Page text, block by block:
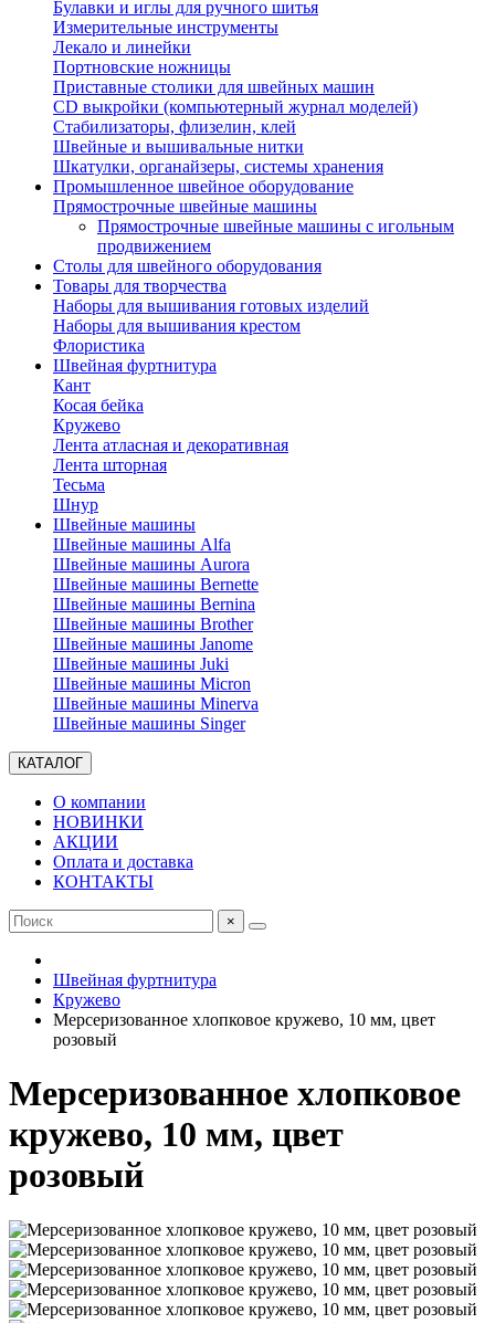
Булавки и иглы для ручного шитья
Измерительные инструменты
Лекало и линейки
Портновские ножницы
Приставные столики для швейных машин
СD выкройки (компьютерный журнал моделей)
Стабилизаторы, флизелин, клей
Швейные и вышивальные нитки
Шкатулки, органайзеры, системы хранения
Промышленное швейное оборудование
Прямострочные швейные машины
Прямострочные швейные машины с игольным
продвижением
Столы для швейного оборудования
Товары для творчества
Наборы для вышивания готовых изделий
Наборы для вышивания крестом
Флористика
Швейная фуртнитура
Кант
Косая бейка
Кружево
Лента aтласная и декоративная
Лента шторная
Тесьма
Шнур
Швейные машины
Швейные машины Alfa
Швейные машины Aurora
Швейные машины Bernette
Швейные машины Bernina
Швейные машины Brother
Швейные машины Janome
Швейные машины Juki
Швейные машины Micron
Швейные машины Minerva
Швейные машины Singer
КАТАЛОГ
О компании
НОВИНКИ
АКЦИИ
Оплата и доставка
КОНТАКТЫ
×
Швейная фуртнитура
Кружево
Мерсеризованное хлопковое кружево, 10 мм, цвет
розовый
Мерсеризованное хлопковое
кружево, 10 мм, цвет
розовый